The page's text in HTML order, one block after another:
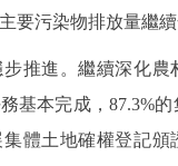
要污染物排放量繼續
進。繼續深化農
基本完成，87.3%
體土地確權登記頒